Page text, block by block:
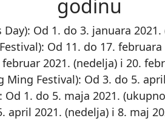
godinu
Day): Od 1. do 3. januara
Od 11. do 17.
2021. (nedelja) i 20.
Ming Festival): Od 3. do 5.
Od 1. do 5. maja 2021.
april 2021. (nedelja) i 8. maj